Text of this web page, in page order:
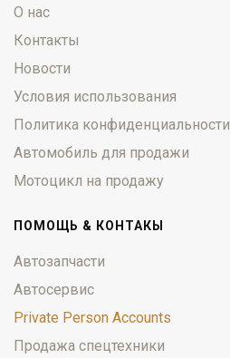
О нас
Контакты
Новости
Условия использования
Политика конфиденциальности
Автомобиль для продажи
Мотоцикл на продажу
ПОМОЩЬ & КОНТАКЫ
Автозапчасти
Автосервис
Private Person Accounts
Продажа спецтехники